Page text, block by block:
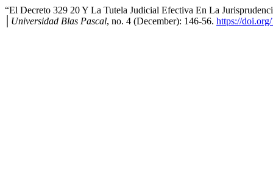
“El Decreto 329 20 Y La Tutela Judicial Efectiva En La
│Universidad Blas Pascal, no. 4 (December): 146-56. https://